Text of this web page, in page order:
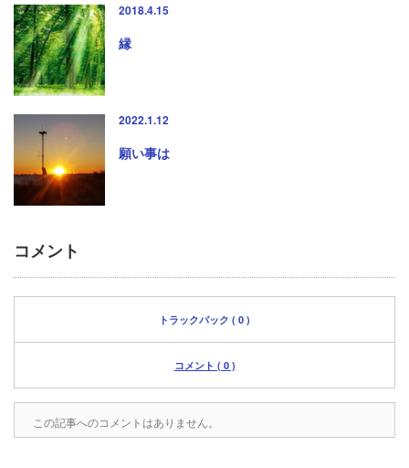
2018.4.15
縁
2022.1.12
願い事は
コメント
トラックバック ( 0 )
コメント ( 0 )
この記事へのコメントはありません。